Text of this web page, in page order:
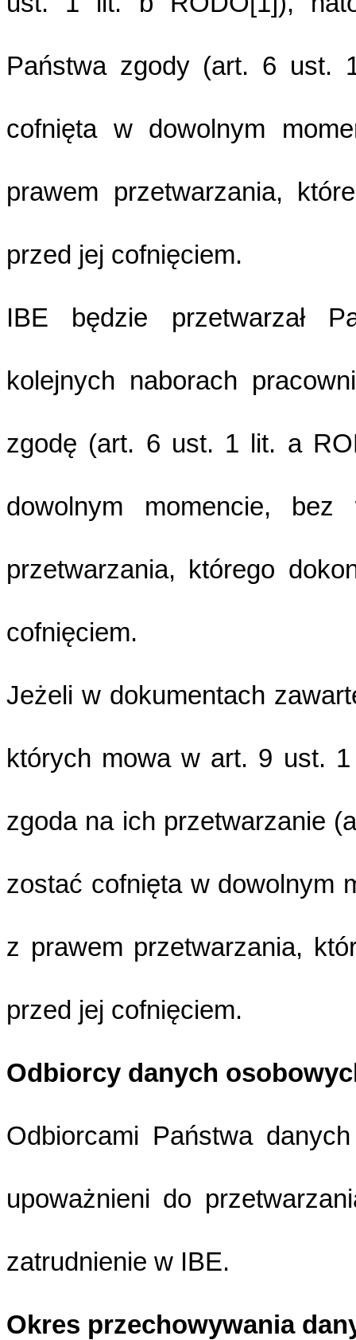
Państwa zgody (art. 6 ust.
cofnięta w dowolnym
prawem przetwarzania,
przed jej cofnięciem.
IBE będzie przetwarzał
kolejnych naborach
zgodę (art. 6 ust. 1 lit. a
dowolnym momencie,
przetwarzania, którego
cofnięciem.
Jeżeli w dokumentach
których mowa w art. 9 ust.
zgoda na ich przetwarzanie
zostać cofnięta w dowolnym
z prawem przetwarzania,
przed jej cofnięciem.
Odbiorcy danych
Odbiorcami Państwa
upoważnieni do
zatrudnienie w IBE.
Okres przechowywania